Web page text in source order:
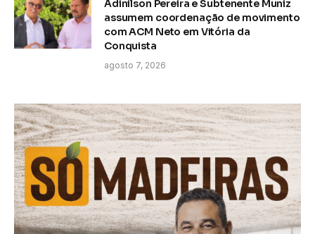
Adinilson Pereira e Subtenente Muniz
assumem coordenação de movimento
com ACM Neto em Vitória da
Conquista
agosto 7, 2026